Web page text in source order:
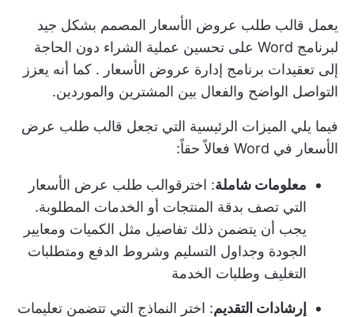
يعمل قالب طلب عروض الأسعار المصمم بشكل جيد
لبرنامج Word على تحسين عملية الشراء دون الحاجة
إلى تعقيدات برنامج إدارة عروض الأسعار . كما أنه يعزز
التواصل الواضح والفعال بين المشترين والموردين.
فيما يلي الميزات الرئيسية التي تجعل قالب طلب عرض
الأسعار في Word فعالاً حقاً:
معلومات شاملة: اختر قوالب طلب عرض الأسعار
التي تصف بدقة المنتجات أو الخدمات المطلوبة.
يجب أن يتضمن ذلك تفاصيل مثل الكميات ومعايير
الجودة وجداول التسليم وشروط الدفع ومتطلبات
التغليف وطلبات الخدمة
إرشادات التقديم: اختر النماذج التي تتضمن تعليمات